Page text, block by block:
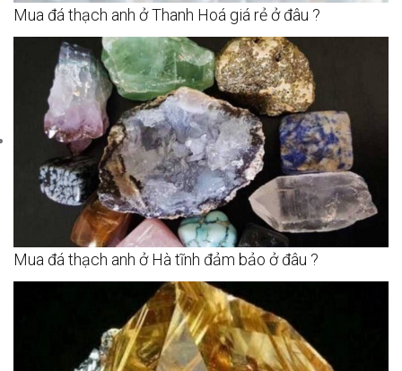
Mua đá thạch anh ở Thanh Hoá giá rẻ ở đâu ?
Mua đá thạch anh ở Hà tĩnh đảm bảo ở đâu ?